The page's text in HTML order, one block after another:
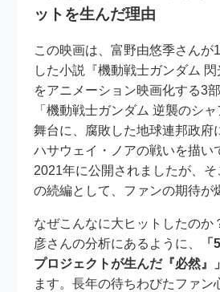
ットを生んだ理由
この映画は、富野由悠季さんが
した小説『機動戦士ガンダム 閃
をアニメーション映画化する3
「機動戦士ガンダム 逆襲のシ
舞台に、腐敗した地球連邦政府
ハサウェイ・ノアの戦いを描い
2021年に公開されましたが、
の続編として、ファンの期待が
なぜこんなに大ヒットしたのか
彦さんの分析にあるように、
プロジェクトが生んだ『必然』」
ます。長年の待ちわびたファン